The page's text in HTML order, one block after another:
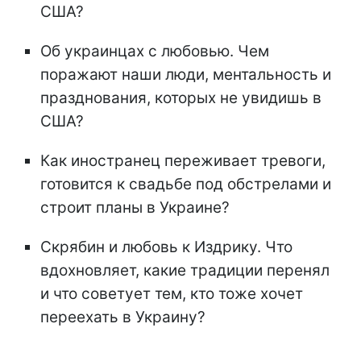
США?
Об украинцах с любовью. Чем
поражают наши люди, ментальность и
празднования, которых не увидишь в
США?
Как иностранец переживает тревоги,
готовится к свадьбе под обстрелами и
строит планы в Украине?
Скрябин и любовь к Издрику. Что
вдохновляет, какие традиции перенял
и что советует тем, кто тоже хочет
переехать в Украину?